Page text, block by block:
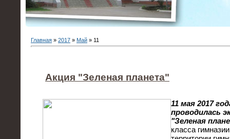
Главная » 2017 » Май » 11
Акция "Зеленая планета"
11 мая 2017
проводилась
"Зеленая
класса